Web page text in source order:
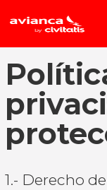
1.- Derecho